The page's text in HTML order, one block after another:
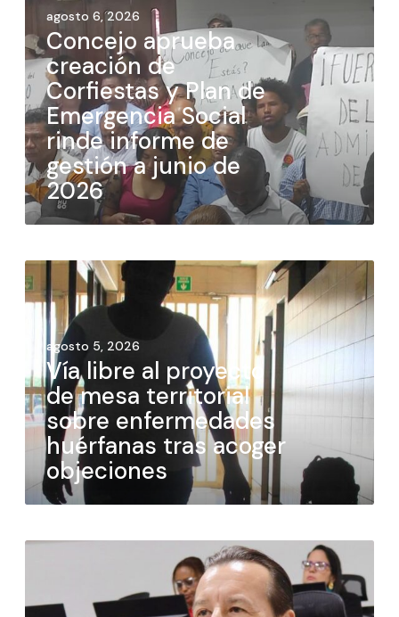
agosto 6, 2026
Concejo aprueba
creación de
Corfiestas y Plan de
Emergencia Social
rinde informe de
gestión a junio de
2026
agosto 5, 2026
Vía libre al proyecto
de mesa territorial
sobre enfermedades
huérfanas tras acoger
objeciones